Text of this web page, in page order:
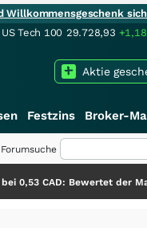
Willkommensgeschenk
US Tech 100 29.728,93
Aktie
Festzins Broker-
Forumsuche
Bewertet der Markt noch